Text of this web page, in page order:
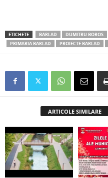
ETICHETE BARLAD DUMITRU BOROS
PRIMARIA BARLAD
PROIECTE BARLAD
ARTICOLE SIMILARE